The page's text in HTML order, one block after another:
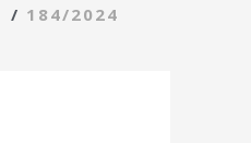
/ 184/2024